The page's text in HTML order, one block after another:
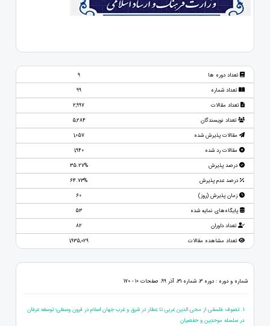
تعداد دوره ها
9
تعداد شماره
99
تعداد مقالات
2,997
تعداد نویسندگان
5,284
مقالات پذیرش شده
1,057
مقالات رد شده
1,940
درصد پذیرش
35.27%
درصد عدم پذیرش
64.73%
زمان پذیرش (روز)
60
پایگاه‌های نمایه شده
53
تعداد داوران
82
تعداد مشاهده مقالات
1,935,029
شماره و دوره : دوره 3، شماره 31، آذر 99، صفحات 10 - 170
1. تصوف فلسفی از محی الدین عربی تا عطار در شرق و غرب جهان اسلام در قرون وسطی؛ توسعه عرفان
در سلسله موحدین و حفصیان